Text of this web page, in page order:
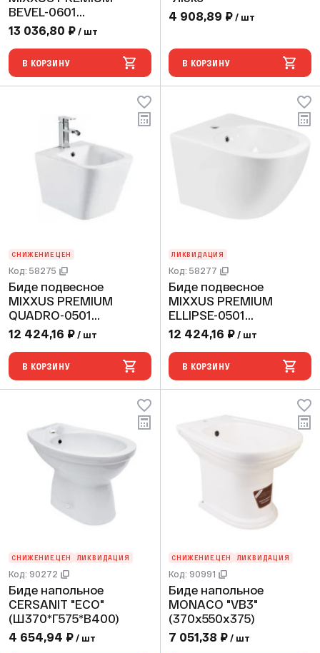
BEVEL-0601
(580х360х425)
13 036,80 ₽ / шт
В КОРЗИНУ
4 908,89 ₽ / шт
В КОРЗИНУ
СНИЖЕНИЕ ЦЕН
Код: 58275
Биде подвесное
MIXXUS PREMIUM
QUADRO-0501
(485x345x325) (1 шт/
12 424,16 ₽ / шт
В КОРЗИНУ
ЛИКВИДАЦИЯ
Код: 58277
Биде подвесное
MIXXUS PREMIUM
ELLIPSE-0501
(495x365x325)
12 424,16 ₽ / шт
В КОРЗИНУ
СНИЖЕНИЕ ЦЕН ЛИКВИДАЦИЯ
Код: 90272
Биде напольное
CERSANIT "ЕCО"
(Ш370*Г575*В400)
4 654,94 ₽ / шт
СНИЖЕНИЕ ЦЕН ЛИКВИДАЦИЯ
Код: 90991
Биде напольное
MONACO "VB3"
(370х550х375)
7 051,38 ₽ / шт